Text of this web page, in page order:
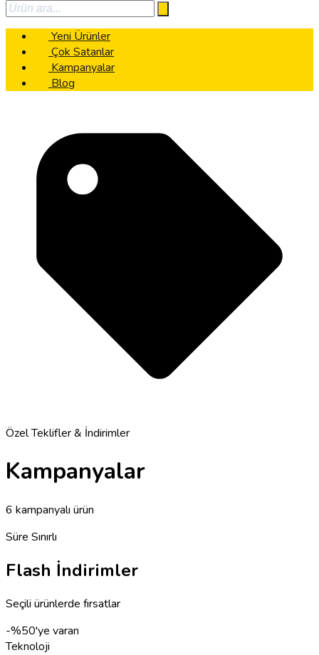
Yeni Ürünler
Çok Satanlar
Kampanyalar
Blog
Özel Teklifler & İndirimler
Kampanyalar
6 kampanyalı ürün
Süre Sınırlı
Flash İndirimler
Seçili ürünlerde fırsatlar
-%50'ye varan
Teknoloji